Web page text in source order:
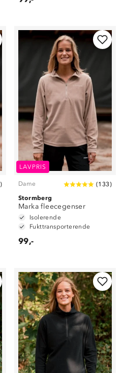
)
LAVPRIS
Dame (133)
Stormberg
Marka fleecegenser
Isolerende
Fukttransporterende
99,-